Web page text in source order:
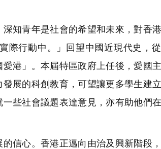
知青年是社會的希望和未來，對香
際行動中。」回望中國近現代史，
港」。本屆特區政府上任後，愛國
展的科創教育，可望讓更多學生建
些社會議題表達意見，亦有助他們
信心。香港正邁向由治及興新階段